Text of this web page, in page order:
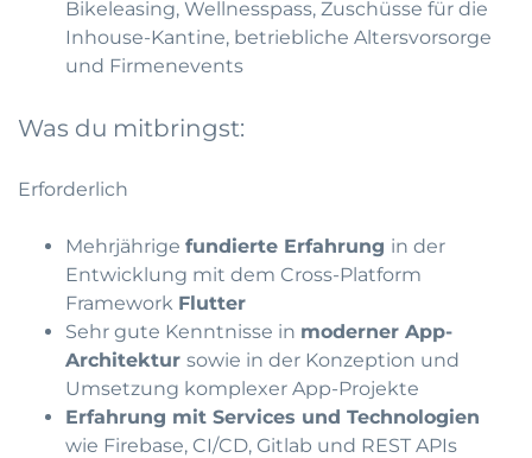
Bikeleasing, Wellnesspass, Zuschüsse für die
Inhouse-Kantine, betriebliche Altersvorsorge
und Firmenevents
Was du mitbringst:
Erforderlich
Mehrjährige fundierte Erfahrung in der
Entwicklung mit dem Cross-Platform
Framework Flutter
Sehr gute Kenntnisse in moderner App-
Architektur sowie in der Konzeption und
Umsetzung komplexer App-Projekte
Erfahrung mit Services und Technologien
wie Firebase, CI/CD, Gitlab und REST APIs